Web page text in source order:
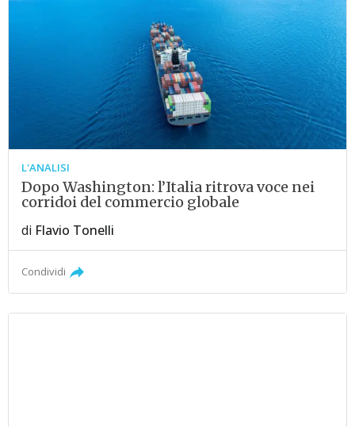
L'ANALISI
Dopo Washington: l’Italia ritrova voce nei
corridoi del commercio globale
di Flavio Tonelli
Condividi